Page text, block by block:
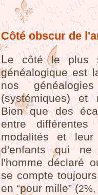
Côté obscur de
Le côté le plus
généalogique est
nos
(systémiques) et
Bien que des
entre
modalités et
d'enfants qui
l'homme déclaré
se compte
en “pour mille” (